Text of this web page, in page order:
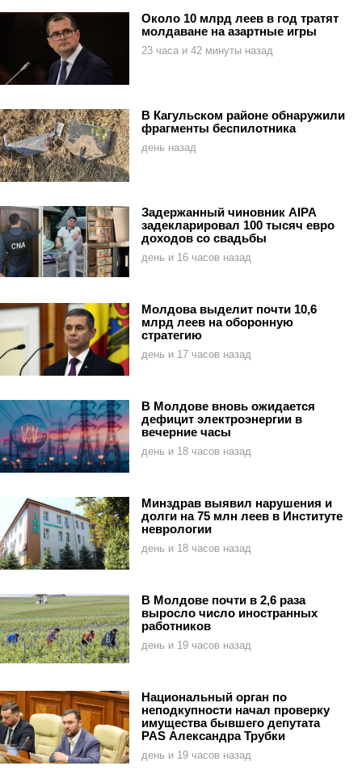
Около 10 млрд леев в год тратят
молдаване на азартные игры
23 часа и 42 минуты назад
В Кагульском районе обнаружили
фрагменты беспилотника
день назад
Задержанный чиновник AIPA
задекларировал 100 тысяч евро
доходов со свадьбы
день и 16 часов назад
Молдова выделит почти 10,6
млрд леев на оборонную
стратегию
день и 17 часов назад
В Молдове вновь ожидается
дефицит электроэнергии в
вечерние часы
день и 18 часов назад
Минздрав выявил нарушения и
долги на 75 млн леев в Институте
неврологии
день и 18 часов назад
В Молдове почти в 2,6 раза
выросло число иностранных
работников
день и 19 часов назад
Национальный орган по
неподкупности начал проверку
имущества бывшего депутата
PAS Александра Трубки
день и 19 часов назад